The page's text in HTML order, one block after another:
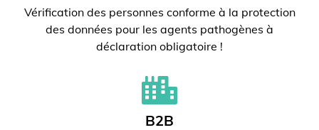
Vérification des personnes conforme à la protection
des données pour les agents pathogènes à
déclaration obligatoire !
B2B